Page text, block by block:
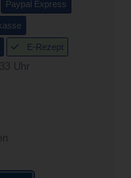
Paypal Express
E-Rezept
Uhr